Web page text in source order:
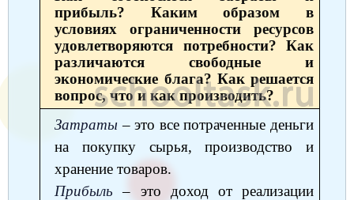
История
География
Литература
Биология
Музыка
Информатика
Русский язык
Обществознание
Информатика
История
География
Физика
Английский язык
Информатика
Геометрия
Литература
Физика
Русский язык
Английский язык
Обществознание
Информатика
Физика
Информатика
Английский язык
Алгебра
Русский язык
Химия
Русский язык
Физика
Химия
прибыль? Каким образом в
условиях ограниченности ресурсов
удовлетворяются потребности? Как
различаются свободные и
экономические блага? Как решается
вопрос, что и как производить?
Затраты ‒ это все потраченные деньги
на покупку сырья, производство и
хранение товаров.
Прибыль ‒ это доход от реализации